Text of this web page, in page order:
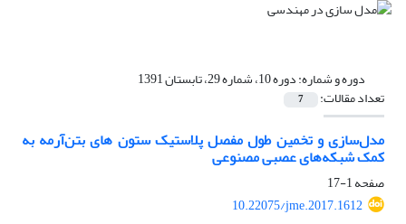
دوره و شماره:دوره 10، شماره 29، تابستان 1391
تعداد مقالات: 7
مدل‌‌سازی و تخمین طول مفصل پلاستیک ستون های بتن‌آرمه به
کمک شبکه‌های عصبی مصنوعی
صفحه1-17
10.22075/jme.2017.1612